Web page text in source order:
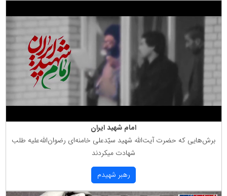
امام شهید ایران
برش‌هایی كه حضرت آیت‌الله شهید سیّدعلی خامنه‌ای رضوان‌الله‌علیه طلب
شهادت میكردند
رهبر شهیدم